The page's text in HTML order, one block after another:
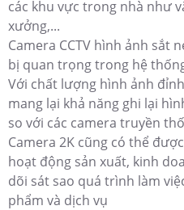
các khu vực trong nhà như
xưởng,...
Camera CCTV hình ảnh sắt
bị quan trọng trong hệ
Với chất lượng hình ảnh
mang lại khả năng ghi lại
so với các camera truyền
Camera 2K cũng có thể
hoạt động sản xuất, kinh
dõi sát sao quá trình làm
phẩm và dịch vụ